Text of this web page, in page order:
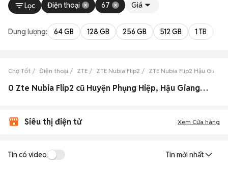
Lọc Điện thoại 67 Giá
Dung lượng: 64 GB 128 GB 256 GB 512 GB 1 TB
Chợ Tốt Điện thoại ZTE ZTE Nubia Flip2 ZTE Nubia Flip2 Hậu Giang
0 Zte Nubia Flip2 cũ Huyện Phụng Hiệp, Hậu Giang đẹp
Siêu thị điện tử Xem Cửa hàng
Tin có video Tin mới nhất